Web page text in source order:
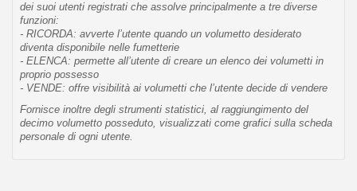
dei suoi utenti registrati che assolve principalmente a tre diverse
funzioni:
- RICORDA: avverte l’utente quando un volumetto desiderato
diventa disponibile nelle fumetterie
- ELENCA: permette all’utente di creare un elenco dei volumetti in
proprio possesso
- VENDE: offre visibilità ai volumetti che l’utente decide di vendere
Fornisce inoltre degli strumenti statistici, al raggiungimento del
decimo volumetto posseduto, visualizzati come grafici sulla scheda
personale di ogni utente.